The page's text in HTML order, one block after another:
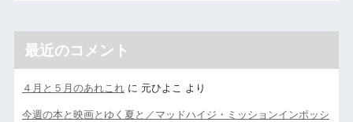
最近のコメント
４月と５月のあれこれに 元ひよこ より
今週の本と映画とゆく夏と／マッドハイジ・ミッションインポッシ